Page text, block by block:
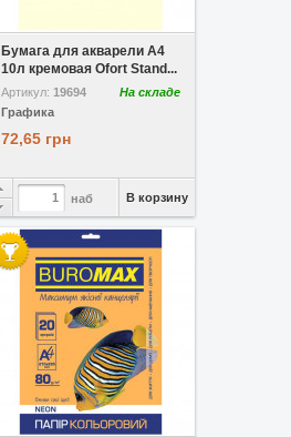
Бумага для акварели A4
10л кремовая Ofort Stand...
Артикул: 19694
На складе
Графика
72,65 грн
наб В корзину
В избранное Сравнить